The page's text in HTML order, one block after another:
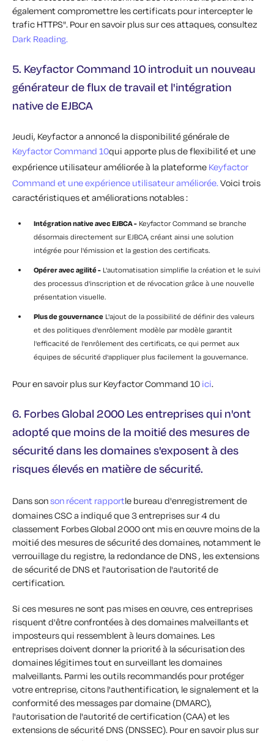
également compromettre les certificats pour intercepter le
trafic HTTPS". Pour en savoir plus sur ces attaques, consultez
Dark Reading.
5. Keyfactor Command 10 introduit un nouveau
générateur de flux de travail et l'intégration
native de EJBCA
Jeudi, Keyfactor a annoncé la disponibilité générale de
Keyfactor Command 10qui apporte plus de flexibilité et une
expérience utilisateur améliorée à la plateforme Keyfactor
Command et une expérience utilisateur améliorée. Voici trois
caractéristiques et améliorations notables :
Intégration native avec EJBCA - Keyfactor Command se branche
désormais directement sur EJBCA, créant ainsi une solution
intégrée pour l'émission et la gestion des certificats.
Opérer avec agilité - L'automatisation simplifie la création et le suivi
des processus d'inscription et de révocation grâce à une nouvelle
présentation visuelle.
Plus de gouvernance L'ajout de la possibilité de définir des valeurs
et des politiques d'enrôlement modèle par modèle garantit
l'efficacité de l'enrôlement des certificats, ce qui permet aux
équipes de sécurité d'appliquer plus facilement la gouvernance.
Pour en savoir plus sur Keyfactor Command 10 ici.
6. Forbes Global 2000 Les entreprises qui n'ont
adopté que moins de la moitié des mesures de
sécurité dans les domaines s'exposent à des
risques élevés en matière de sécurité.
Dans sonson récent rapportle bureau d'enregistrement de
domaines CSC a indiqué que 3 entreprises sur 4 du
classement Forbes Global 2000 ont mis en œuvre moins de la
moitié des mesures de sécurité des domaines, notamment le
verrouillage du registre, la redondance de DNS , les extensions
de sécurité de DNS et l'autorisation de l'autorité de
certification.
Si ces mesures ne sont pas mises en œuvre, ces entreprises
risquent d'être confrontées à des domaines malveillants et
imposteurs qui ressemblent à leurs domaines. Les
entreprises doivent donner la priorité à la sécurisation des
domaines légitimes tout en surveillant les domaines
malveillants. Parmi les outils recommandés pour protéger
votre entreprise, citons l'authentification, le signalement et la
conformité des messages par domaine (DMARC),
l'autorisation de l'autorité de certification (CAA) et les
extensions de sécurité DNS (DNSSEC). Pour en savoir plus sur